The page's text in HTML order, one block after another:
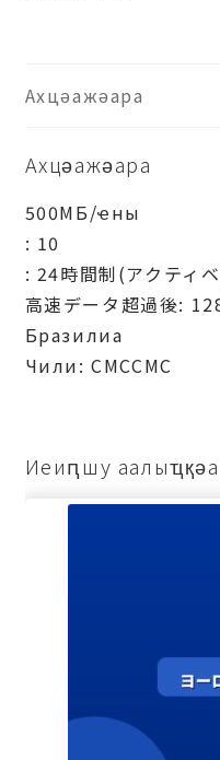
Ахцәажәара
Ахцәажәара
500МБ/ҽны
: 10
: 24時間制(アクティ
高速データ超過後:
Бразилиа
Чили: СМССМС
Иеиԥшу аалыҵқәа